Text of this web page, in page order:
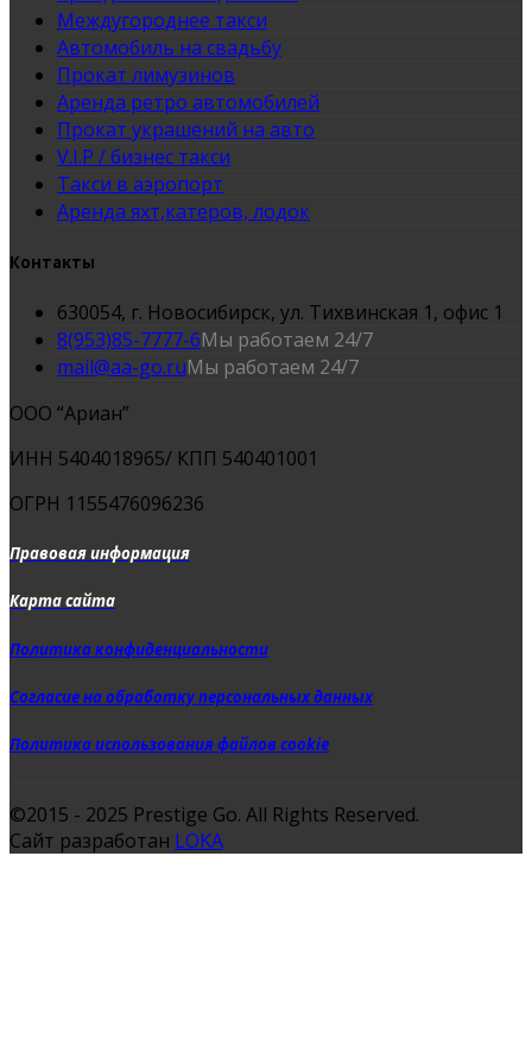
Междугороднее такси
Автомобиль на свадьбу
Прокат лимузинов
Аренда ретро автомобилей
Прокат украшений на авто
V.I.P / бизнес такси
Такси в аэропорт
Аренда яхт,катеров, лодок
Контакты
630054, г. Новосибирск, ул. Тихвинская 1, офис 1
8(953)85-7777-6Мы работаем 24/7
mail@aa-go.ruМы работаем 24/7
ООО “Ариан”
ИНН 5404018965/ КПП 540401001
ОГРН 1155476096236
Правовая информация
Карта сайта
Политика конфиденциальности
Согласие на обработку персональных данных
Политика использования файлов cookie
©2015 - 2025 Prestige Go. All Rights Reserved.
Сайт разработан LOKA